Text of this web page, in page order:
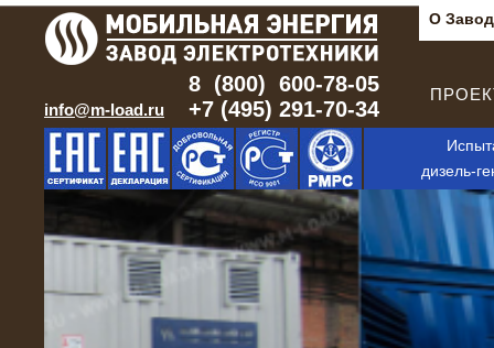
О
info@m-load.ru
8 (800) 600-78-05
+7 (495) 291-70-34
дизель-
+7 (3452) 65-93-50
+7 (812) 415-80-23
г. Ростов-на-Дону:
+7 (863) 333-41-75
+7 (3462) 38-51-17
г. Новосибирск:
+7 (3832) 05-97-38
Бесплатно по РФ:
8 (800) 600-78-05
Другие регионы (14)